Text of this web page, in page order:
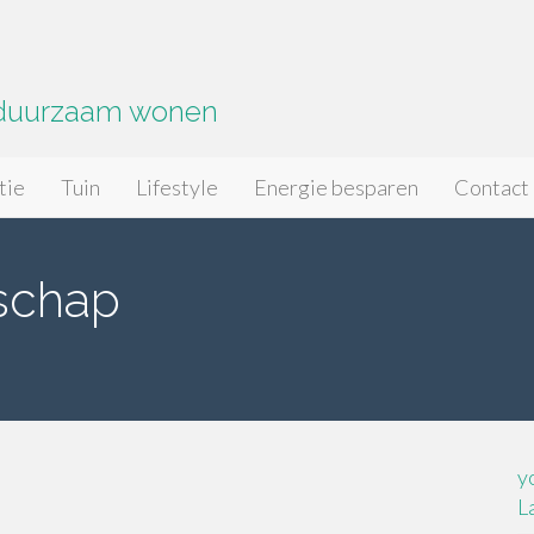
wonen
Tuin Lifestyle Energie besparen Contact